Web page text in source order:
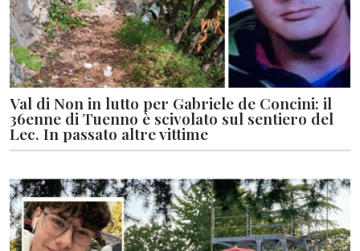
Val di Non in lutto per Gabriele de Concini: il
36enne di Tuenno è scivolato sul sentiero del
Lec. In passato altre vittime